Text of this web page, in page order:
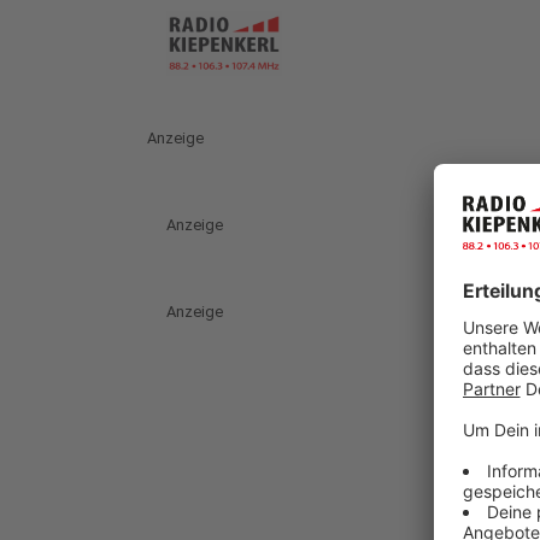
Anzeige
Anzeige
Anzeige